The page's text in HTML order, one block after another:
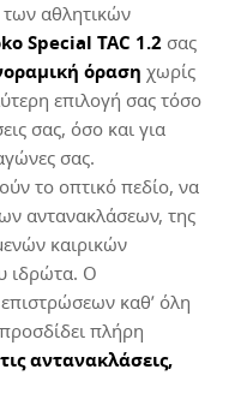
σπίτι. Έχετε 30 ημέρες
για να ξεκινήσετε τη
εύκολα και γρήγορα
σας.
με την
Κοινοποίηση
αθλητικών
Special TAC 1.2 σας
όραση χωρίς
επιλογή σας τόσο
σας, όσο και για
σας.
το οπτικό πεδίο, να
αντανακλάσεων, της
καιρικών
ιδρώτα. Ο
καθ’ όλη
πλήρη
αντανακλάσεις,